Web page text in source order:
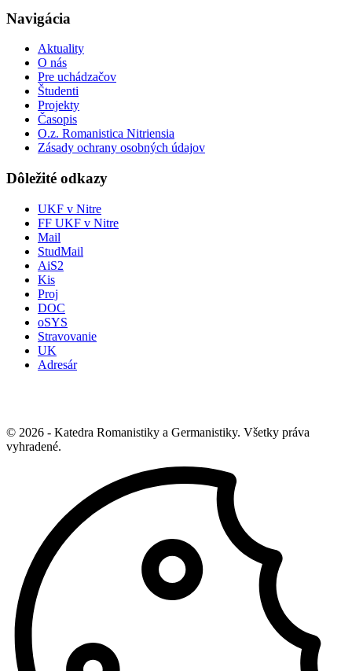
Navigácia
Aktuality
O nás
Pre uchádzačov
Študenti
Projekty
Časopis
O.z. Romanistica Nitriensia
Zásady ochrany osobných údajov
Dôležité odkazy
UKF v Nitre
FF UKF v Nitre
Mail
StudMail
AiS2
Kis
Proj
DOC
oSYS
Stravovanie
UK
Adresár
© 2026 - Katedra Romanistiky a Germanistiky. Všetky práva
vyhradené.